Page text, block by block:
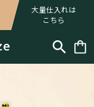
大量仕入れは
こちら